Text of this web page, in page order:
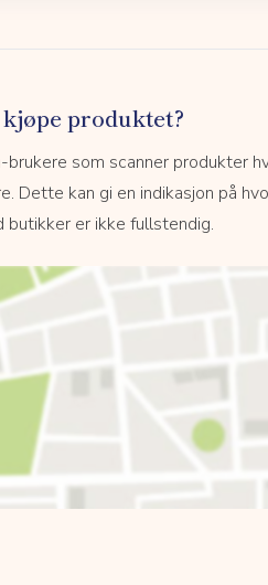
produktet?
som scanner produkter
Dette kan gi en indikasjon på
butikker er ikke fullstendig.